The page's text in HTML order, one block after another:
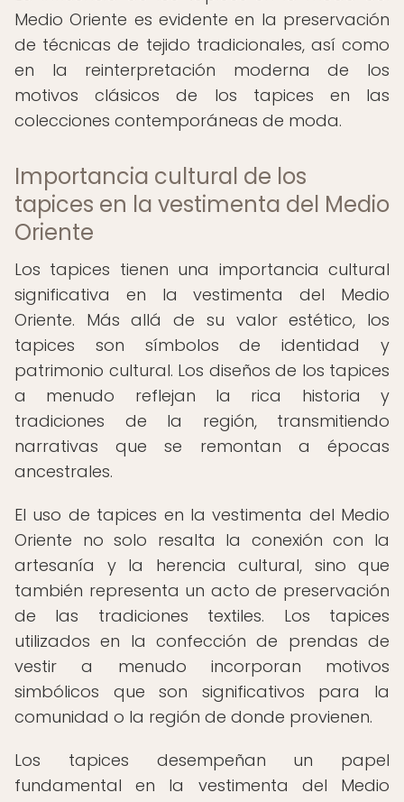
Medio Oriente es evidente en la preservación
de técnicas de tejido tradicionales, así como
en la reinterpretación moderna de los
motivos clásicos de los tapices en las
colecciones contemporáneas de moda.
Importancia cultural de los
tapices en la vestimenta del Medio
Oriente
Los tapices tienen una importancia cultural
significativa en la vestimenta del Medio
Oriente. Más allá de su valor estético, los
tapices son símbolos de identidad y
patrimonio cultural. Los diseños de los tapices
a menudo reflejan la rica historia y
tradiciones de la región, transmitiendo
narrativas que se remontan a épocas
ancestrales.
El uso de tapices en la vestimenta del Medio
Oriente no solo resalta la conexión con la
artesanía y la herencia cultural, sino que
también representa un acto de preservación
de las tradiciones textiles. Los tapices
utilizados en la confección de prendas de
vestir a menudo incorporan motivos
simbólicos que son significativos para la
comunidad o la región de donde provienen.
Los tapices desempeñan un papel
fundamental en la vestimenta del Medio